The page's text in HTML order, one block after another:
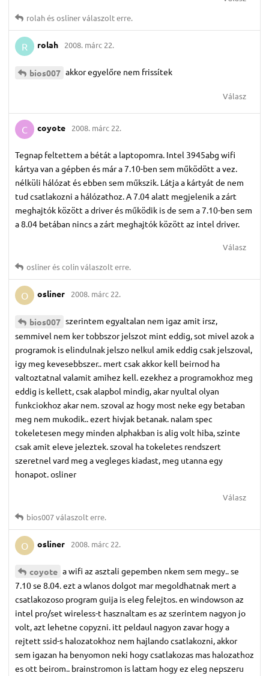
rolahésoslinerválaszolt erre.
R rolah 2008. márc 22.
bios007 akkor egyelőre nem frissítek
Válasz
C coyote 2008. márc 22.
Tegnap feltettem a bétát a laptopomra. Intel 3945abg wifi
kártya van a gépben és már a 7.10-ben sem működött a vez.
nélküli hálózat és ebben sem műkszik. Látja a kártyát de nem
tud csatlakozni a hálózathoz. A 7.04 alatt megjelenik a zárt
meghajtók között a driver és működik is de sem a 7.10-ben sem
a 8.04 betában nincs a zárt meghajtók között az intel driver.
Válasz
oslineréscolinválaszolt erre.
O osliner 2008. márc 22.
bios007 szerintem egyaltalan nem igaz amit irsz,
semmivel nem ker tobbszor jelszot mint eddig, sot mivel azok a
programok is elindulnak jelszo nelkul amik eddig csak jelszoval,
igy meg kevesebbszer.. mert csak akkor kell beirnod ha
valtoztatnal valamit amihez kell. ezekhez a programokhoz meg
eddig is kellett, csak alapbol mindig, akar nyultal olyan
funkciokhoz akar nem. szoval az hogy most neke egy betaban
meg nem mukodik.. ezert hivjak betanak. nalam spec
tokeletesen megy minden alphakban is alig volt hiba, szinte
csak amit eleve jeleztek. szoval ha tokeletes rendszert
szeretnel vard meg a vegleges kiadast, meg utanna egy
honapot. osliner
Válasz
bios007válaszolt erre.
O osliner 2008. márc 22.
coyote a wifi az asztali gepemben nkem sem megy.. se
7.10 se 8.04. ezt a wlanos dolgot mar megoldhatnak mert a
csatlakozoso program guija is eleg felejtos. en windowson az
intel pro/set wireless-t hasznaltam es az szerintem nagyon jo
volt, azt lehetne copyzni. itt peldaul nagyon zavar hogy a
rejtett ssid-s halozatokhoz nem hajlando csatlakozni, akkor
sem igazan ha benyomon neki hogy csatlakozas mas halozathoz
es ott beirom.. brainstromon is lattam hogy ez eleg nepszeru